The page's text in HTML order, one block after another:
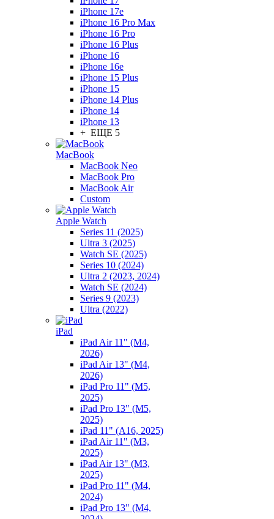
iPhone 17e
iPhone 16 Pro Max
iPhone 16 Pro
iPhone 16 Plus
iPhone 16
iPhone 16e
iPhone 15 Plus
iPhone 15
iPhone 14 Plus
iPhone 14
iPhone 13
+ ЕЩЕ 5
MacBook
MacBook Neo
MacBook Pro
MacBook Air
Custom
Apple Watch
Series 11 (2025)
Ultra 3 (2025)
Watch SE (2025)
Series 10 (2024)
Ultra 2 (2023, 2024)
Watch SE (2024)
Series 9 (2023)
Ultra (2022)
iPad
iPad Air 11" (M4,
2026)
iPad Air 13" (M4,
2026)
iPad Pro 11" (M5,
2025)
iPad Pro 13" (M5,
2025)
iPad 11" (A16, 2025)
iPad Air 11" (M3,
2025)
iPad Air 13" (M3,
2025)
iPad Pro 11" (M4,
2024)
iPad Pro 13" (M4,